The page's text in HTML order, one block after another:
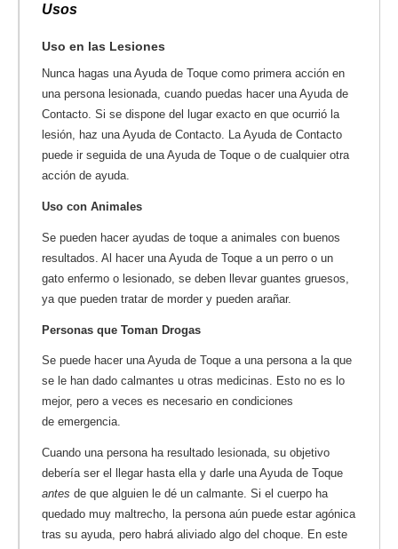
Usos
Uso en las Lesiones
Nunca hagas una Ayuda de Toque como primera acción en
una persona lesionada, cuando puedas hacer una Ayuda de
Contacto. Si se dispone del lugar exacto en que ocurrió la
lesión, haz una Ayuda de Contacto. La Ayuda de Contacto
puede ir seguida de una Ayuda de Toque o de cualquier otra
acción de ayuda.
Uso con Animales
Se pueden hacer ayudas de toque a animales con buenos
resultados. Al hacer una Ayuda de Toque a un perro o un
gato enfermo o lesionado, se deben llevar guantes gruesos,
ya que pueden tratar de morder y pueden arañar.
Personas que Toman Drogas
Se puede hacer una Ayuda de Toque a una persona a la que
se le han dado calmantes u otras medicinas. Esto no es lo
mejor, pero a veces es necesario en condiciones
de emergencia.
Cuando una persona ha resultado lesionada, su objetivo
debería ser el llegar hasta ella y darle una Ayuda de Toque
antes de que alguien le dé un calmante. Si el cuerpo ha
quedado muy maltrecho, la persona aún puede estar agónica
tras su ayuda, pero habrá aliviado algo del choque. En este